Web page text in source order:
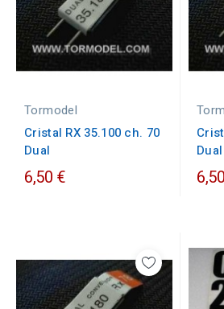
Tormodel
Cristal RX 35.100 ch. 70
Dual
6,50 €
Dual